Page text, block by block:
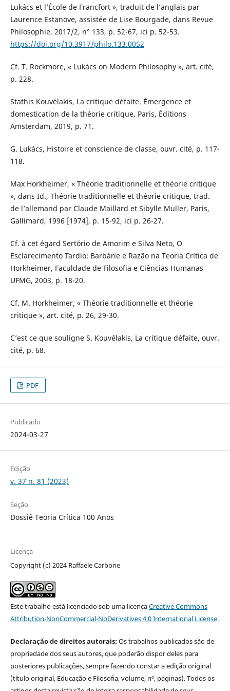
Lukács et l’École de Francfort », traduit de l’anglais par
Laurence Estanove, assistée de Lise Bourgade, dans Revue
Philosophie, 2017/2, n° 133, p. 52-67, ici p. 52-53.
https://doi.org/10.3917/philo.133.0052
Cf. T. Rockmore, « Lukács on Modern Philosophy », art. cité,
p. 228.
Stathis Kouvélakis, La critique défaite. Émergence et
domestication de la théorie critique, Paris, Éditions
Amsterdam, 2019, p. 71.
G. Lukács, Histoire et conscience de classe, ouvr. cité, p. 117-
118.
Max Horkheimer, « Théorie traditionnelle et théorie critique
», dans Id., Théorie traditionnelle et théorie critique, trad.
de l’allemand par Claude Maillard et Sibylle Muller, Paris,
Gallimard, 1996 [1974], p. 15-92, ici p. 26-27.
Cf. à cet égard Sertório de Amorim e Silva Neto, O
Esclarecimento Tardio: Barbárie e Razão na Teoria Crítica de
Horkheimer, Faculdade de Filosofia e Ciências Humanas
UFMG, 2003, p. 18-20.
Cf. M. Horkheimer, « Théorie traditionnelle et théorie
critique », art. cité, p. 26, 29-30.
C’est ce que souligne S. Kouvélakis, La critique défaite, ouvr.
cité, p. 68.
PDF
Publicado
2024-03-27
Edição
v. 37 n. 81 (2023)
Seção
Dossiê Teoria Crítica 100 Anos
Licença
Copyright (c) 2024 Raffaele Carbone
Este trabalho está licenciado sob uma licençaCreative Commons
Attribution-NonCommercial-NoDerivatives 4.0 International License.
Declaração de direitos autorais:Os trabalhos publicados são de
propriedade dos seus autores, que poderão dispor deles para
posteriores publicações, sempre fazendo constar a edição original
(título original, Educação e Filosofia, volume, nº, páginas). Todos os